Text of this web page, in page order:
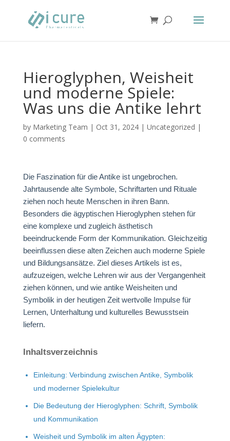
Hieroglyphen, Weisheit
und moderne Spiele:
Was uns die Antike lehrt
by Marketing Team | Oct 31, 2024| Uncategorized |
0 comments
Die Faszination für die Antike ist ungebrochen.
Jahrtausende alte Symbole, Schriftarten und Rituale
ziehen noch heute Menschen in ihren Bann.
Besonders die ägyptischen Hieroglyphen stehen für
eine komplexe und zugleich ästhetisch
beeindruckende Form der Kommunikation. Gleichzeitig
beeinflussen diese alten Zeichen auch moderne Spiele
und Bildungsansätze. Ziel dieses Artikels ist es,
aufzuzeigen, welche Lehren wir aus der Vergangenheit
ziehen können, und wie antike Weisheiten und
Symbolik in der heutigen Zeit wertvolle Impulse für
Lernen, Unterhaltung und kulturelles Bewusstsein
liefern.
Inhaltsverzeichnis
Einleitung: Verbindung zwischen Antike, Symbolik
und moderner Spielekultur
Die Bedeutung der Hieroglyphen: Schrift, Symbolik
und Kommunikation
Weisheit und Symbolik im alten Ägypten: